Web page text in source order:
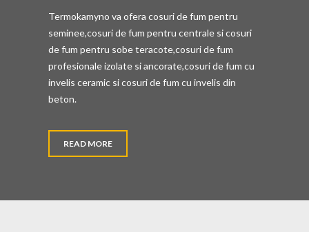
Termokamyno va ofera cosuri de fum pentru
seminee,cosuri de fum pentru centrale si cosuri
de fum pentru sobe teracote,cosuri de fum
profesionale izolate si ancorate,cosuri de fum cu
invelis ceramic si cosuri de fum cu invelis din
beton.
READ MORE